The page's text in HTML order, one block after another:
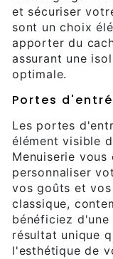
et sécuriser
sont un choix
apporter du
assurant une
optimale.
Portes
Les portes
élément visible
Menuiserie
personnaliser
vos goûts et
classique,
bénéficiez
résultat unique
l'esthétique de